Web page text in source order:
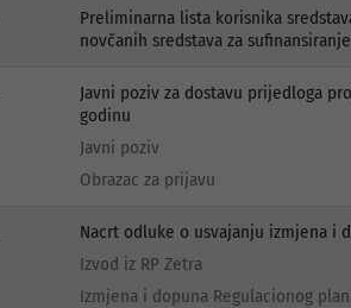
Preliminarna lista korisnika
novčanih sredstava za
Javni poziv za dostavu prijedloga
godinu
Javni poziv
Obrazac za prijavu
Nacrt odluke o usvajanju izmjena i
Izvod iz RP Zetra
Izmjena i dopuna Regulacionog